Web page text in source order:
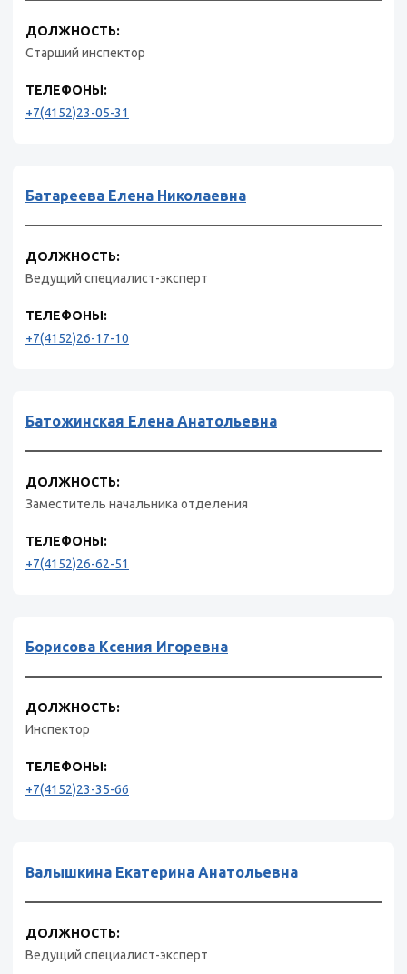
ДОЛЖНОСТЬ:
Старший инспектор
ТЕЛЕФОНЫ:
+7(4152)23-05-31
Батареева Елена Николаевна
ДОЛЖНОСТЬ:
Ведущий специалист-эксперт
ТЕЛЕФОНЫ:
+7(4152)26-17-10
Батожинская Елена Анатольевна
ДОЛЖНОСТЬ:
Заместитель начальника отделения
ТЕЛЕФОНЫ:
+7(4152)26-62-51
Борисова Ксения Игоревна
ДОЛЖНОСТЬ:
Инспектор
ТЕЛЕФОНЫ:
+7(4152)23-35-66
Валышкина Екатерина Анатольевна
ДОЛЖНОСТЬ:
Ведущий специалист-эксперт